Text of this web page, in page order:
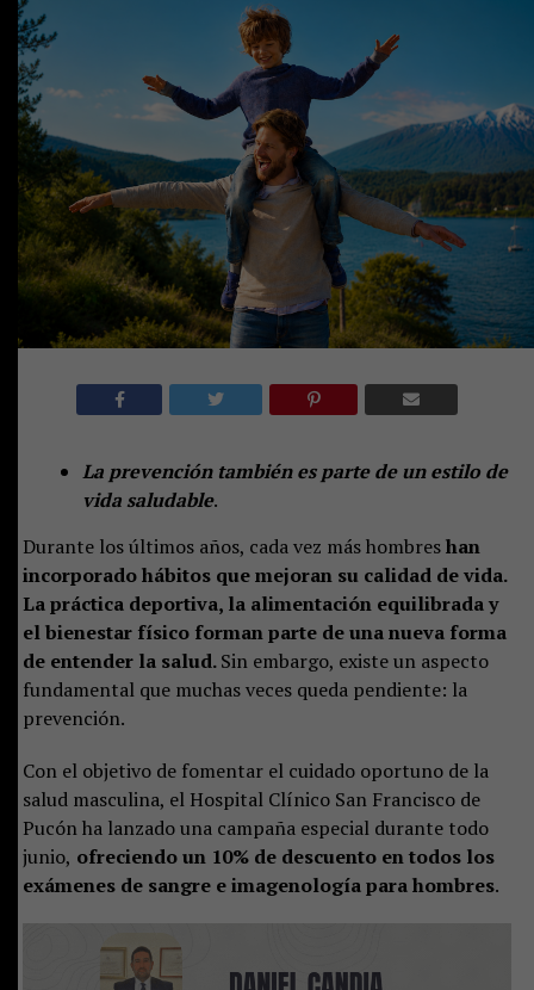
La prevención también es parte de un estilo de
vida saludable.
Durante los últimos años, cada vez más hombreshan
incorporado hábitos que mejoran su calidad de vida.
La práctica deportiva, la alimentación equilibrada y
el bienestar físico forman parte de una nueva forma
de entender la salud.Sin embargo, existe un aspecto
fundamental que muchas veces queda pendiente: la
prevención.
Con el objetivo de fomentar el cuidado oportuno de la
salud masculina, el Hospital Clínico San Francisco de
Pucón ha lanzado una campaña especial durante todo
junio, ofreciendo un 10% de descuento en todos los
exámenes de sangre e imagenología para hombres.